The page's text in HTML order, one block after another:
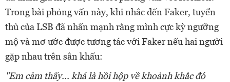
Trong bài phỏng vấn này, khi nhắc đến Faker, tuyển
thủ của LSB đã nhấn mạnh rằng mình cực kỳ ngưỡng
mộ và mơ ước được tương tác với Faker nếu hai người
gặp nhau trên sân khấu:
"Em cảm thấy... khá là hồi hộp về khoảnh khắc đó